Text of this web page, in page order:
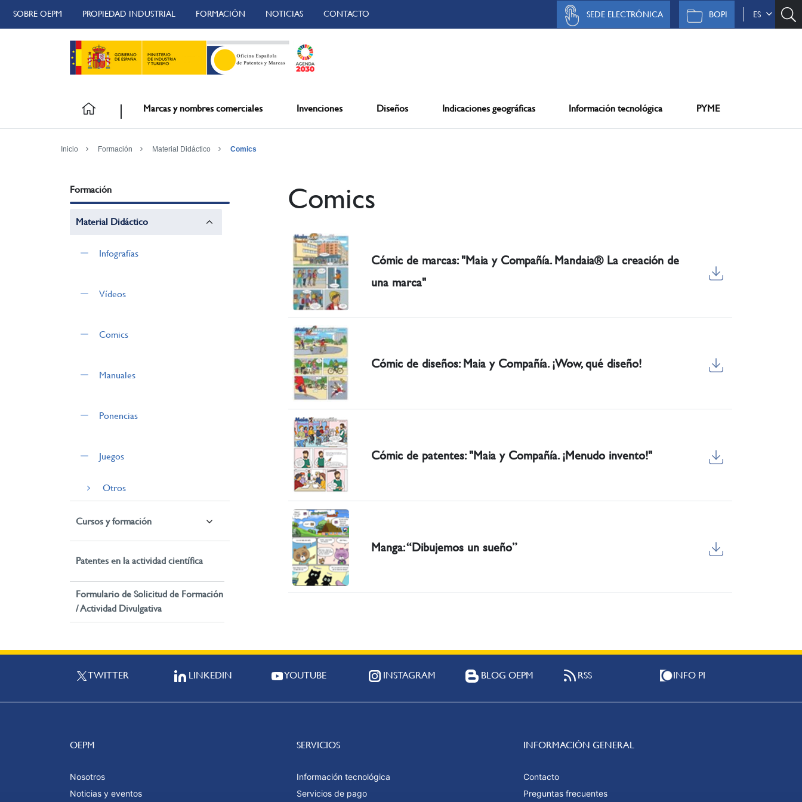
SOBRE OEPM PROPIEDAD INDUSTRIAL FORMACIÓN NOTICIAS CONTACTO ES
BOPI
SEDE ELECTRÓNICA
Marcas y nombres comerciales Invenciones Diseños Indicaciones geográficas Información tecnológica PYME
Inicio Formación Material Didáctico Comics
Formación
Material Didáctico
Infografías
Vídeos
Comics
Manuales
Ponencias
Juegos
Otros
Cursos y formación
Patentes en la actividad científica
Formulario de Solicitud de Formación
/ Actividad Divulgativa
Comics
Cómic de marcas: "Maia y Compañía. Mandaia® La creación de
una marca"
Cómic de diseños: Maia y Compañía. ¡Wow, qué diseño!
Cómic de patentes: "Maia y Compañía. ¡Menudo invento!"
Manga: “Dibujemos un sueño”
TWITTER LINKEDIN YOUTUBE INSTAGRAM BLOG OEPM RSS INFO PI
OEPM
Nosotros
Noticias y eventos
SERVICIOS
Información tecnológica
Servicios de pago
INFORMACIÓN GENERAL
Contacto
Preguntas frecuentes